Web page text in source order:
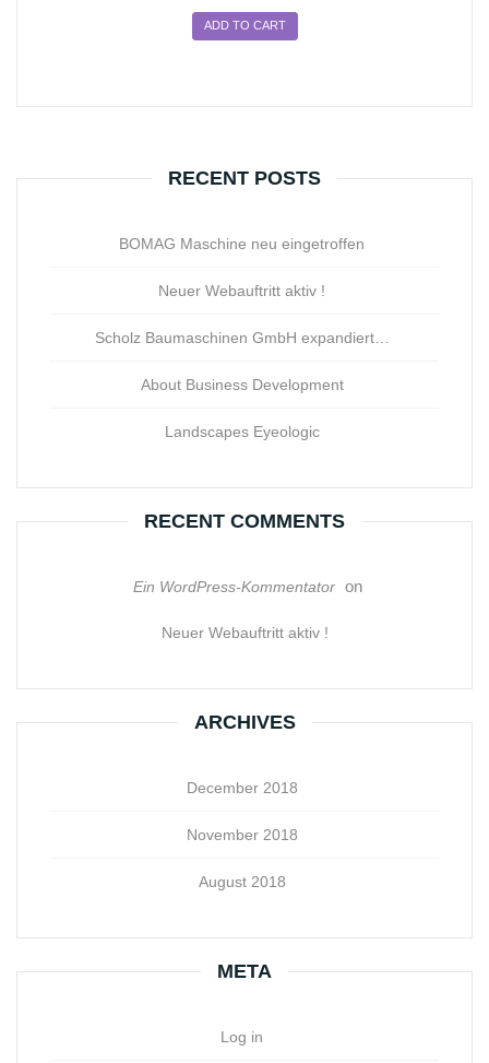
ADD TO CART
RECENT POSTS
BOMAG Maschine neu eingetroffen
Neuer Webauftritt aktiv !
Scholz Baumaschinen GmbH expandiert…
About Business Development
Landscapes Eyeologic
RECENT COMMENTS
Ein WordPress-Kommentator on
Neuer Webauftritt aktiv !
ARCHIVES
December 2018
November 2018
August 2018
META
Log in